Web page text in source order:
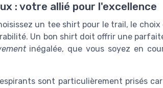
: votre allié pour l'excellence
un tee shirt pour le trail, le
Un bon shirt doit offrir une
inégalée, que vous soyez en
sont particulièrement prisés